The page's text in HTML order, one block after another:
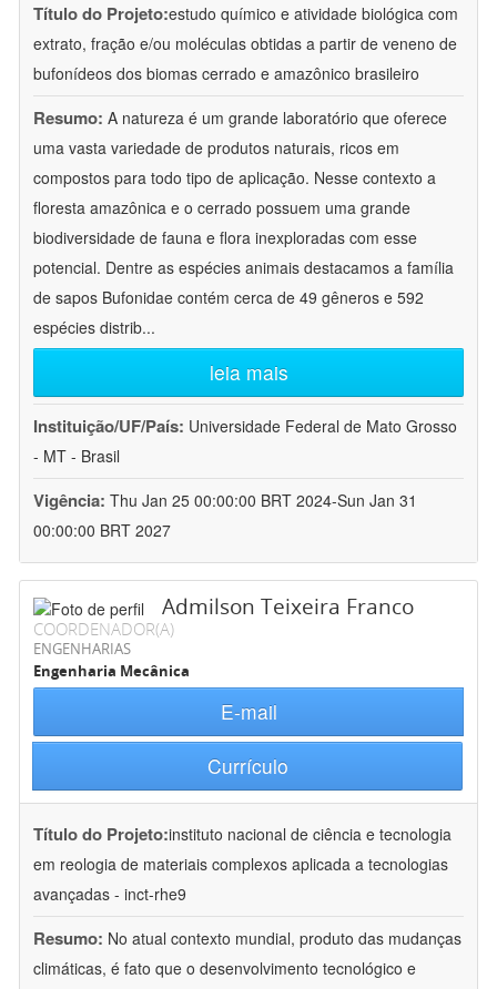
Título do Projeto:estudo químico e atividade biológica com
extrato, fração e/ou moléculas obtidas a partir de veneno de
bufonídeos dos biomas cerrado e amazônico brasileiro
Resumo: A natureza é um grande laboratório que oferece
uma vasta variedade de produtos naturais, ricos em
compostos para todo tipo de aplicação. Nesse contexto a
floresta amazônica e o cerrado possuem uma grande
biodiversidade de fauna e flora inexploradas com esse
potencial. Dentre as espécies animais destacamos a família
de sapos Bufonidae contém cerca de 49 gêneros e 592
espécies distrib...
leia mais
Instituição/UF/País: Universidade Federal de Mato Grosso
- MT - Brasil
Vigência: Thu Jan 25 00:00:00 BRT 2024-Sun Jan 31
00:00:00 BRT 2027
Admilson Teixeira Franco
COORDENADOR(A)
ENGENHARIAS
Engenharia Mecânica
E-mail
Currículo
Título do Projeto:instituto nacional de ciência e tecnologia
em reologia de materiais complexos aplicada a tecnologias
avançadas - inct-rhe9
Resumo: No atual contexto mundial, produto das mudanças
climáticas, é fato que o desenvolvimento tecnológico e